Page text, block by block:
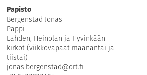
Papisto
Bergenstad Jonas
Pappi
Lahden, Heinolan ja Hyvinkään
kirkot (viikkovapaat maanantai ja
tiistai)
jonas.bergenstad@ort.fi